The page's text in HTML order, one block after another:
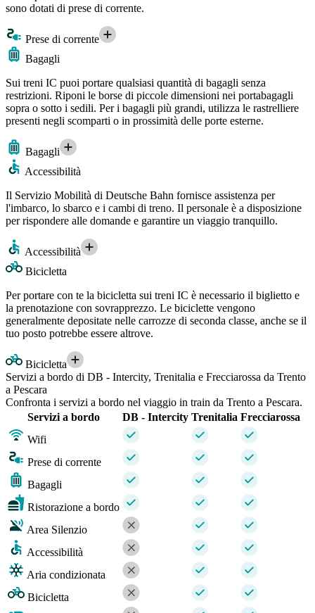
sono dotati di prese di corrente.
Prese di corrente
Bagagli
Sui treni IC puoi portare qualsiasi quantità di bagagli senza
restrizioni. Riponi le borse di piccole dimensioni nei portabagagli
sopra o sotto i sedili. Per i bagagli più grandi, utilizza le rastrelliere
presenti negli scomparti o in prossimità delle porte esterne.
Bagagli
Accessibilità
Il Servizio Mobilità di Deutsche Bahn fornisce assistenza per
l'imbarco, lo sbarco e i cambi di treno. Il personale è a disposizione
per rispondere alle domande e garantire un viaggio tranquillo.
Accessibilità
Bicicletta
Per portare con te la bicicletta sui treni IC è necessario il biglietto e
la prenotazione con sovrapprezzo. Le biciclette vengono
generalmente depositate nelle carrozze di seconda classe, anche se il
tuo posto potrebbe essere altrove.
Bicicletta
Servizi a bordo di DB - Intercity, Trenitalia e Frecciarossa da Trento
a Pescara
Confronta i servizi a bordo nel viaggio in train da Trento a Pescara.
Servizi a bordo
DB - Intercity Trenitalia Frecciarossa
Wifi
Prese di corrente
Bagagli
Ristorazione a bordo
Area Silenzio
Accessibilità
Aria condizionata
Bicicletta